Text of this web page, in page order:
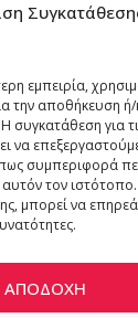
εμπειρία,
την αποθήκευση
για
να
συμπεριφορά
τον
μπορεί να
ΑΠΟΔΟΧΉ